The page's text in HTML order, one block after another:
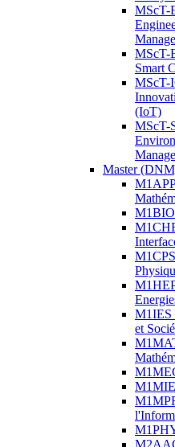
MScT-
MScT-
Smart
MScT-
(IoT)
MScT-
Master
M1IES
et